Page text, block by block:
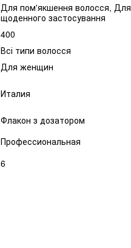
Для пом'якшення волосся, Для
щоденного застосування
400
Всі типи волосся
Для женщин
Италия
Флакон з дозатором
Профессиональная
6